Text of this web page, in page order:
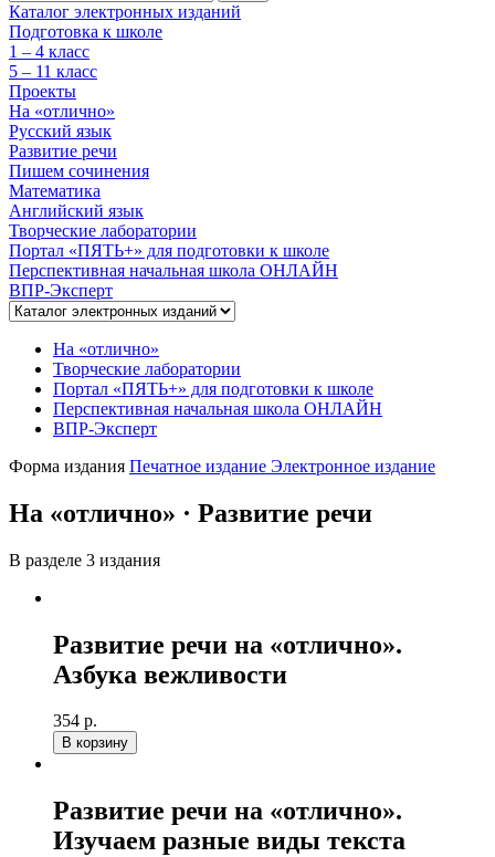
Каталог электронных изданий
Подготовка к школе
1 – 4 класс
5 – 11 класс
Проекты
На «отлично»
Русский язык
Развитие речи
Пишем сочинения
Математика
Английский язык
Творческие лаборатории
Портал «ПЯТЬ+» для подготовки к школе
Перспективная начальная школа ОНЛАЙН
ВПР-Эксперт
На «отлично»
Творческие лаборатории
Портал «ПЯТЬ+» для подготовки к школе
Перспективная начальная школа ОНЛАЙН
ВПР-Эксперт
Форма издания Печатное издание Электронное издание
На «отлично» · Развитие речи
В разделе 3 издания
Развитие речи на «отлично».
Азбука вежливости
354 р.
В корзину
Развитие речи на «отлично».
Изучаем разные виды текста